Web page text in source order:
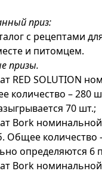
приз:
с рецептами
и питомцем.
призы.
RED SOLUTION
количество – 280
70 шт.;
Bork
Общее количество
определяются 6
Bork